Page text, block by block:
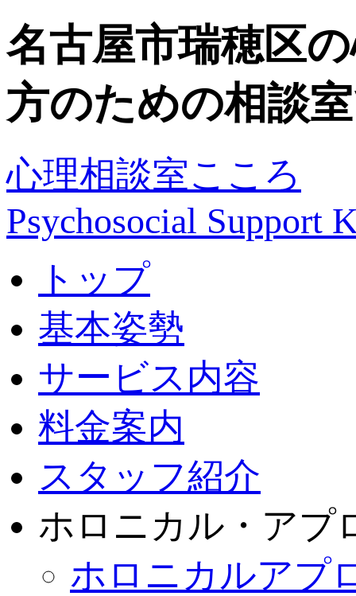
名古屋市瑞穂区
方のための相談
心理相談室こころ
Psychosocial Support
トップ
基本姿勢
サービス内容
料金案内
スタッフ紹介
ホロニカル・アプ
ホロニカルアプ